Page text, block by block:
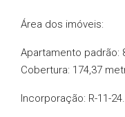
Área dos imóveis:
Apartamento padrão:
Cobertura: 174,37
Incorporação: R-11-